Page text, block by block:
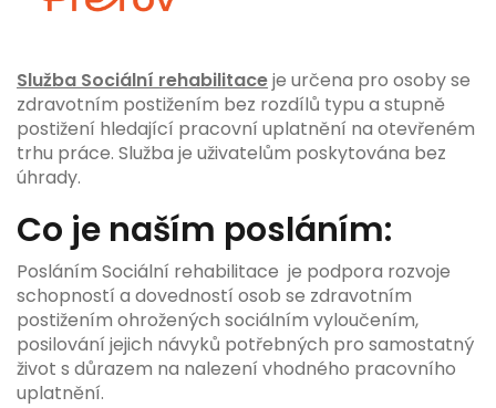
Služba Sociální rehabilitaceje určena pro osoby se
zdravotním postižením bez rozdílů typu a stupně
postižení hledající pracovní uplatnění na otevřeném
trhu práce. Služba je uživatelům poskytována bez
úhrady.
Co je naším posláním:
Posláním Sociální rehabilitace je podpora rozvoje
schopností a dovedností osob se zdravotním
postižením ohrožených sociálním vyloučením,
posilování jejich návyků potřebných pro samostatný
život s důrazem na nalezení vhodného pracovního
uplatnění.